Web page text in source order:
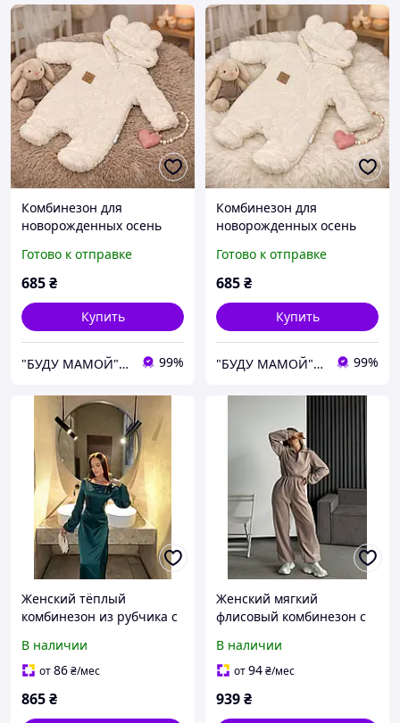
Комбинезон для
новорожденных осень
56 р ткань супер мягкая
Готово к отправке
685₴
Купить
"БУДУ МАМОЙ" 7000 грн до року Все для новорожденных, Одежда и белье для кормящих, сумки в роддом 99%
Комбинезон для
новорожденных осень
62 р ткань супер мягкая
Готово к отправке
685₴
Купить
"БУДУ МАМОЙ" 7000 грн до року Все для новорожденных, Одежда и белье для кормящих, сумки в роддом 99%
Женский тёплый
комбинезон из рубчика с
мягкой посадкой 44/46,
шоколад
В наличии
от86₴/мес
865₴
Женский мягкий
флисовый комбинезон с
В наличии
от94₴/мес
939₴